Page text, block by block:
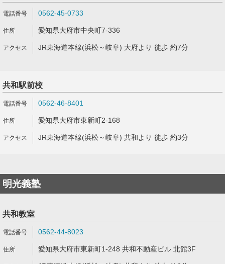
0562-45-0733
愛知県大府市中央町7-336
JR東海道本線(浜松～岐阜) 大府より 徒歩 約7分
共和駅前校
0562-46-8401
愛知県大府市東新町2-168
JR東海道本線(浜松～岐阜) 共和より 徒歩 約3分
明光義塾
共和教室
0562-44-8023
愛知県大府市東新町1-248 共和不動産ビル 北館3F